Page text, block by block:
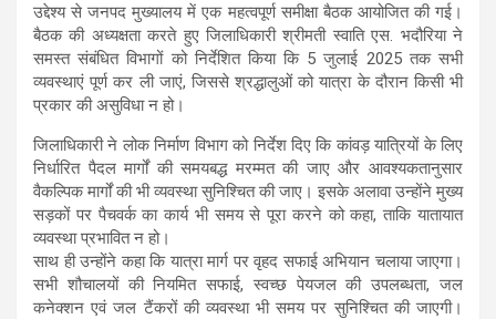
उद्देश्य से जनपद मुख्यालय में एक महत्वपूर्ण समीक्षा बैठक आयोजित की गई।
बैठक की अध्यक्षता करते हुए जिलाधिकारी श्रीमती स्वाति एस. भदौरिया ने
समस्त संबंधित विभागों को निर्देशित किया कि 5 जुलाई 2025 तक सभी
व्यवस्थाएं पूर्ण कर ली जाएं, जिससे श्रद्धालुओं को यात्रा के दौरान किसी भी
प्रकार की असुविधा न हो।
जिलाधिकारी ने लोक निर्माण विभाग को निर्देश दिए कि कांवड़ यात्रियों के लिए
निर्धारित पैदल मार्गों की समयबद्ध मरम्मत की जाए और आवश्यकतानुसार
वैकल्पिक मार्गों की भी व्यवस्था सुनिश्चित की जाए। इसके अलावा उन्होंने मुख्य
सड़कों पर पैचवर्क का कार्य भी समय से पूरा करने को कहा, ताकि यातायात
व्यवस्था प्रभावित न हो।
साथ ही उन्होंने कहा कि यात्रा मार्ग पर वृहद सफाई अभियान चलाया जाएगा।
सभी शौचालयों की नियमित सफाई, स्वच्छ पेयजल की उपलब्धता, जल
कनेक्शन एवं जल टैंकरों की व्यवस्था भी समय पर सुनिश्चित की जाएगी।